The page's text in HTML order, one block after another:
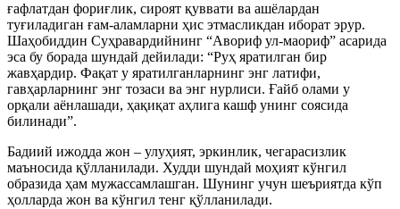
ғафлатдан фориғлик, сироят қуввати ва ашёлардан
туғиладиган ғам-аламларни ҳис этмасликдан иборат эрур.
Шаҳобиддин Суҳравардийнинг “Авориф ул-маориф” асарида
эса бу борада шундай дейилади: “Руҳ яратилган бир
жавҳардир. Фақат у яратилганларнинг энг латифи,
гавҳарларнинг энг тозаси ва энг нурлиси. Ғайб олами у
орқали аёнлашади, ҳақиқат аҳлига кашф унинг соясида
билинади”.
Бадиий ижодда жон – улуҳият, эркинлик, чегарасизлик
маъносида қўлланилади. Худди шундай моҳият кўнгил
образида ҳам мужассамлашган. Шунинг учун шеъриятда кўп
ҳолларда жон ва кўнгил тенг қўлланилади.